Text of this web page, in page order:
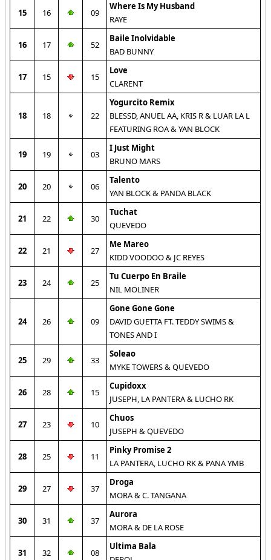
15 16 09
Where Is My Husband
RAYE
16 17 52
Baile Inolvidable
BAD BUNNY
17 15 15
Love
CLARENT
18 18 22
Yogurcito Remix
BLESSD, ANUEL AA, KRIS R & LUAR LA L
FEATURING ROA & YAN BLOCK
19 19 03
I Just Might
BRUNO MARS
20 20 06
Talento
YAN BLOCK & PANDA BLACK
21 22 30
Tuchat
QUEVEDO
22 21 27
Me Mareo
KIDD VOODOO & JC REYES
23 24 25
Tu Cuerpo En Braile
NIL MOLINER
24 26 09
Gone Gone Gone
DAVID GUETTA FT. TEDDY SWIMS &
TONES AND I
25 29 33
Soleao
MYKE TOWERS & QUEVEDO
26 28 15
Cupidoxx
JUSEPH, LA PANTERA & LUCHO RK
27 23 10
Chuos
JUSEPH & QUEVEDO
28 25 11
Pinky Promise 2
LA PANTERA, LUCHO RK & PANA YMB
29 27 37
Droga
MORA & C. TANGANA
30 31 37
Aurora
MORA & DE LA ROSE
31 32 08
Ultima Bala